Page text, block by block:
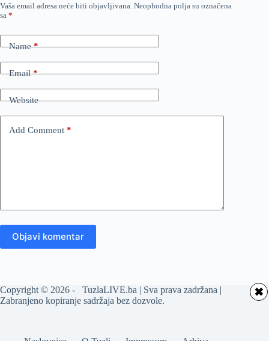
Vaša email adresa neće biti objavljivana. Neophodna polja su označena
sa *
Name*
Email*
Website
Add Comment *
Objavi komentar
Copyright © 2026 - TuzlaLIVE.ba | Sva prava zadržana |
Zabranjeno kopiranje sadržaja bez dozvole.
✖